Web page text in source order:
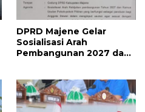
DPRD Majene Gelar
Sosialisasi Arah
Pembangunan 2027 dan